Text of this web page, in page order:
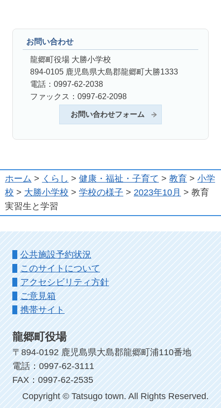
お問い合わせ
龍郷町役場 大勝小学校
894-0105 鹿児島県大島郡龍郷町大勝1333
電話：0997-62-2038
ファックス：0997-62-2098
お問い合わせフォーム
ホーム > くらし > 健康・福祉・子育て > 教育 > 小学
校 > 大勝小学校 > 学校の様子 > 2023年10月 > 教育
実習生と学習
公共施設予約状況
このサイトについて
アクセシビリティ方針
ご意見箱
携帯サイト
龍郷町役場
〒894-0192 鹿児島県大島郡龍郷町浦110番地
電話：0997-62-3111
FAX：0997-62-2535
Copyright © Tatsugo town. All Rights Reserved.